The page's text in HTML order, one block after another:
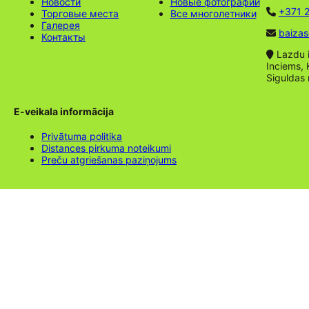
Торговые места
Галерея
Контакты
Все многолетники
+371
Lazdu
Inciems,
Siguldas
E-veikala informācija
Privātuma politika
Distances pirkuma noteikumi
Preču atgriešanas paziņojums